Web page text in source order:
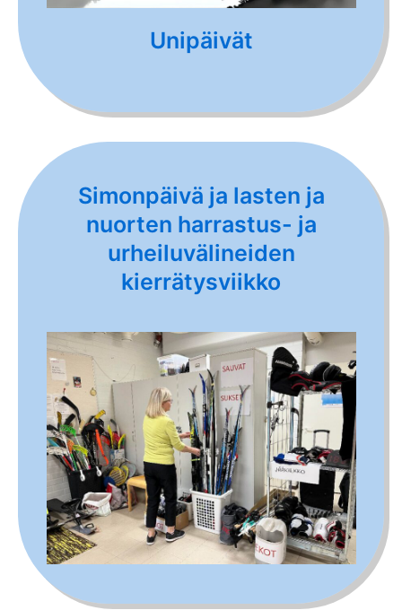
Unipäivät
Simonpäivä ja lasten ja
nuorten harrastus- ja
urheiluvälineiden
kierrätysviikko